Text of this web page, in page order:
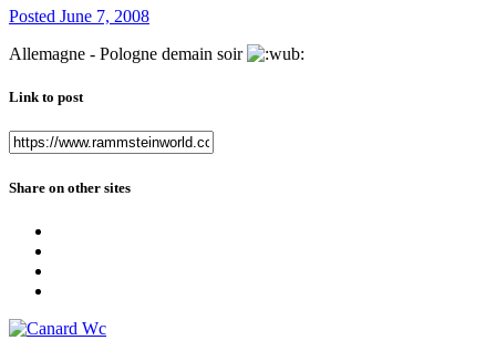
Posted June 7, 2008
Allemagne - Pologne demain soir
Link to post
Share on other sites